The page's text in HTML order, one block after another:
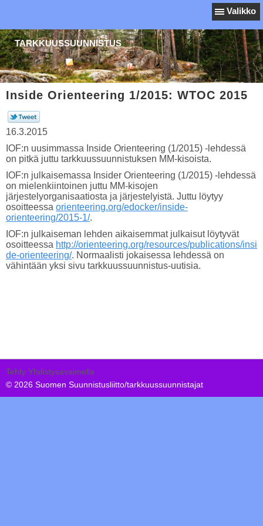
Valikko
TARKKUUSSUUNNISTUS
Inside Orienteering 1/2015: WTOC 2015
16.3.2015
IOF:n uusimmassa Inside Orienteering (1/2015) -lehdessä
on pitkä juttu tarkkuussuunnistuksen MM-kisoista.
IOF:n julkaisemassa Insider Orienteering (1/2015) -lehdessä
on mielenkiintoinen juttu MM-kisojen
järjestelyorganisaatiosta ja järjestelyistä. Juttu löytyy
osoitteessa orienteering.org/edocker/inside-
orienteering/2015-1/.
IOF:n julkaiseman lehden aikaisemmat julkaisut löytyvät
osoitteessa http://orienteering.org/resources/publications/insi
de-orienteering/. Normaalisti jokaisessa lehdessä on
vähintään yksi sivu tarkkuussuunnistus-uutisia.
Tehty Yhdistysavaimella
© 2026 Suomen Suunnistusliitto/tarkkuussuunnistajat